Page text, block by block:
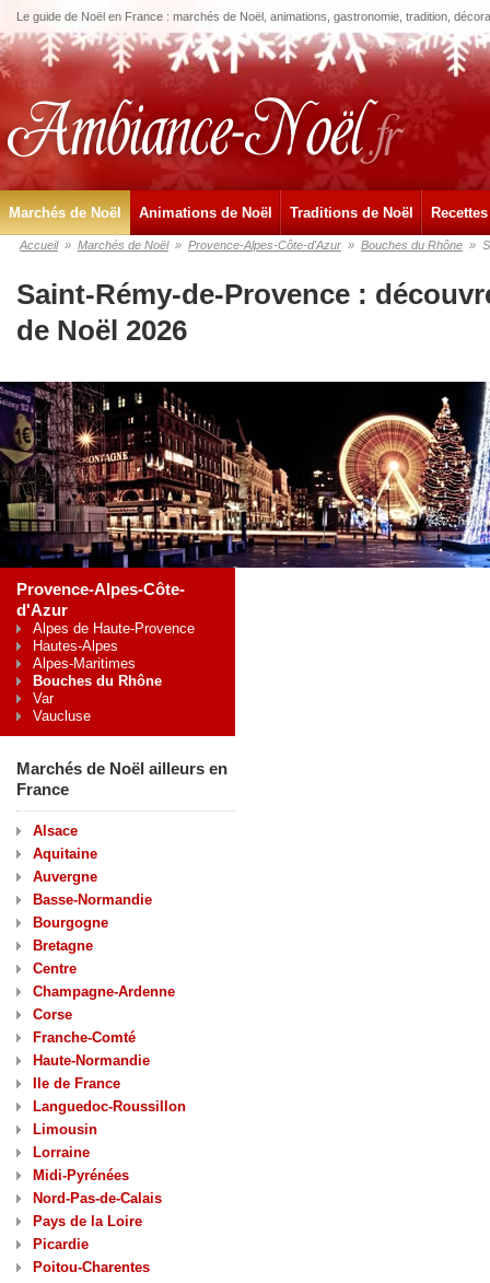
Le guide de Noël en France : marchés de Noël, animations, gastronomie, tradition,
Marchés de Noël Animations de Noël Traditions de Noël
Accueil » Marchés de Noël » Provence-Alpes-Côte-d'Azur » Bouches du Rhône »
Saint-Rémy-de-Provence :
de Noël 2026
Provence-Alpes-Côte-
d'Azur
Alpes de Haute-Provence
Hautes-Alpes
Alpes-Maritimes
Bouches du Rhône
Var
Vaucluse
Marchés de Noël ailleurs en
France
Alsace
Aquitaine
Auvergne
Basse-Normandie
Bourgogne
Bretagne
Centre
Champagne-Ardenne
Corse
Franche-Comté
Haute-Normandie
Ile de France
Languedoc-Roussillon
Limousin
Lorraine
Midi-Pyrénées
Nord-Pas-de-Calais
Pays de la Loire
Picardie
Poitou-Charentes